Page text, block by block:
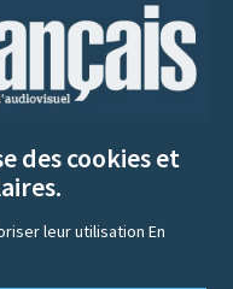
des cookies et
leur utilisationEn